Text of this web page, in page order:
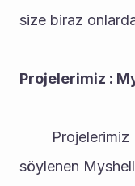
size biraz
Projelerimiz :
söylenen